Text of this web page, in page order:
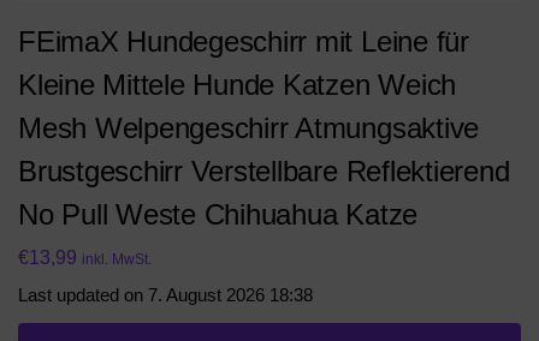
FEimaX Hundegeschirr mit Leine für
Kleine Mittele Hunde Katzen Weich
Mesh Welpengeschirr Atmungsaktive
Brustgeschirr Verstellbare Reflektierend
No Pull Weste Chihuahua Katze
€13,99 inkl. MwSt.
Last updated on 7. August 2026 18:38